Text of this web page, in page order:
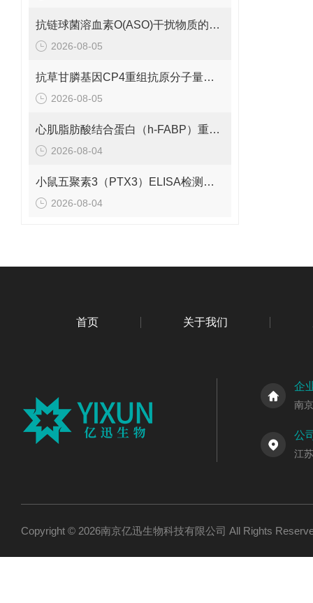
抗链球菌溶血素O(ASO)干扰物质的有效期是多久呢？
2026-08-05
抗草甘膦基因CP4重组抗原分子量是多少呢？
2026-08-05
心肌脂肪酸结合蛋白（h-FABP）重组蛋白的分子量是多少呢？
2026-08-04
小鼠五聚素3（PTX3）ELISA检测试剂盒 应该如何保存呢？
2026-08-04
首页 关于我们
企
南
公
江
Copyright © 2026南京亿迅生物科技有限公司 All Rights